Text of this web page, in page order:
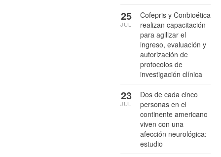
Cofepris y Conbioética
realizan capacitación
para agilizar el
ingreso, evaluación y
autorización de
protocolos de
investigación clínica
25
JUL
Dos de cada cinco
personas en el
continente americano
viven con una
afección neurológica:
estudio
23
JUL